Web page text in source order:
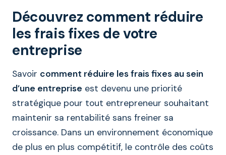
Découvrez comment réduire
les frais fixes de votre
entreprise
Savoir comment réduire les frais fixes au sein
d’une entreprise est devenu une priorité
stratégique pour tout entrepreneur souhaitant
maintenir sa rentabilité sans freiner sa
croissance. Dans un environnement économique
de plus en plus compétitif, le contrôle des coûts